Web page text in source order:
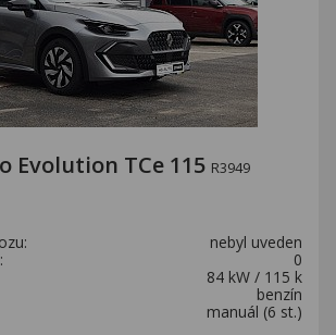
Evolution TCe 115 R3949
nebyl uveden
0
84 kW / 115 k
benzín
manuál (6 st.)